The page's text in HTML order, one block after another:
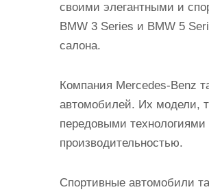
своими элегантными и
BMW 3 Series и BMW 5
салона.
Компания Mercedes-Benz
автомобилей. Их модели,
передовыми
производительностью.
Спортивные автомобили